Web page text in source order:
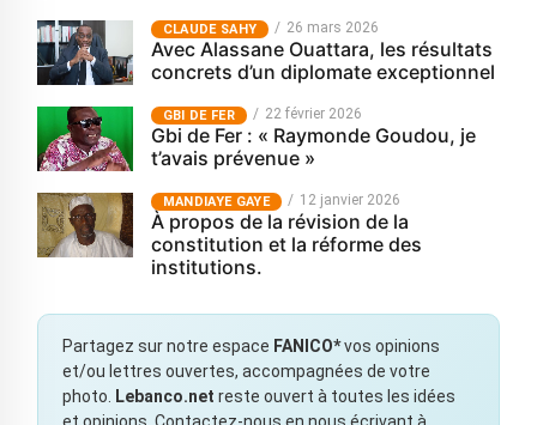
CLAUDE SAHY 26 mars 2026
Avec Alassane Ouattara, les résultats
concrets d’un diplomate exceptionnel
GBI DE FER 22 février 2026
Gbi de Fer : « Raymonde Goudou, je
t’avais prévenue »
MANDIAYE GAYE 12 janvier 2026
À propos de la révision de la
constitution et la réforme des
institutions.
Partagez sur notre espace FANICO*vos opinions
et/ou lettres ouvertes, accompagnées de votre
photo.
Lebanco.net reste ouvert à toutes les idées